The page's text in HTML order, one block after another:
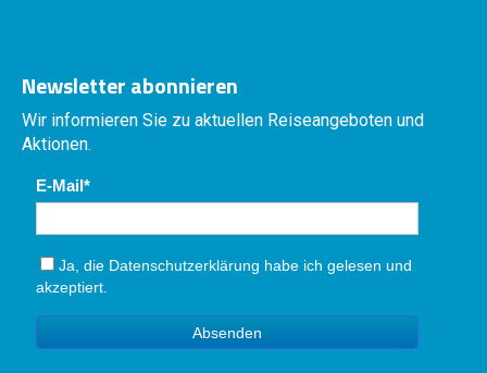
Newsletter abonnieren
Wir informieren Sie zu aktuellen Reiseangeboten und
Aktionen.
E-Mail
Ja, die Datenschutzerklärung habe ich gelesen und
akzeptiert.
Absenden